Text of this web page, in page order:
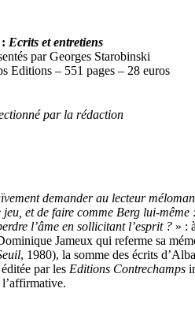
Ecrits et entretiens
par Georges Starobinski
Editions – 551 pages – 28 euros
par la rédaction
demander au lecteur
jeu, et de faire comme Berg lui‑même
l’âme en sollicitant l’esprit ? » :
Jameux qui referme sa
, 1980), la somme des écrits
par les Editions Contrechamps